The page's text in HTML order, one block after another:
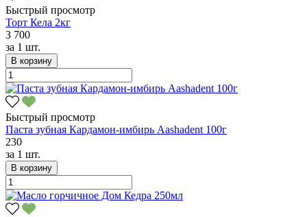
Быстрый просмотр
Торт Кела 2кг
3 700
за 1 шт.
В корзину
Быстрый просмотр
Паста зубная Кардамон-имбирь Aashadent 100г
230
за 1 шт.
В корзину